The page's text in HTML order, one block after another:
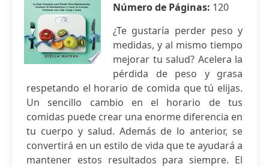
Número de Páginas: 120
¿Te gustaría perder peso y
medidas, y al mismo tiempo
mejorar tu salud? Acelera la
pérdida de peso y grasa
respetando el horario de comida que tú elijas.
Un sencillo cambio en el horario de tus
comidas puede crear una enorme diferencia en
tu cuerpo y salud. Además de lo anterior, se
convertirá en un estilo de vida que te ayudará a
mantener estos resultados para siempre. El